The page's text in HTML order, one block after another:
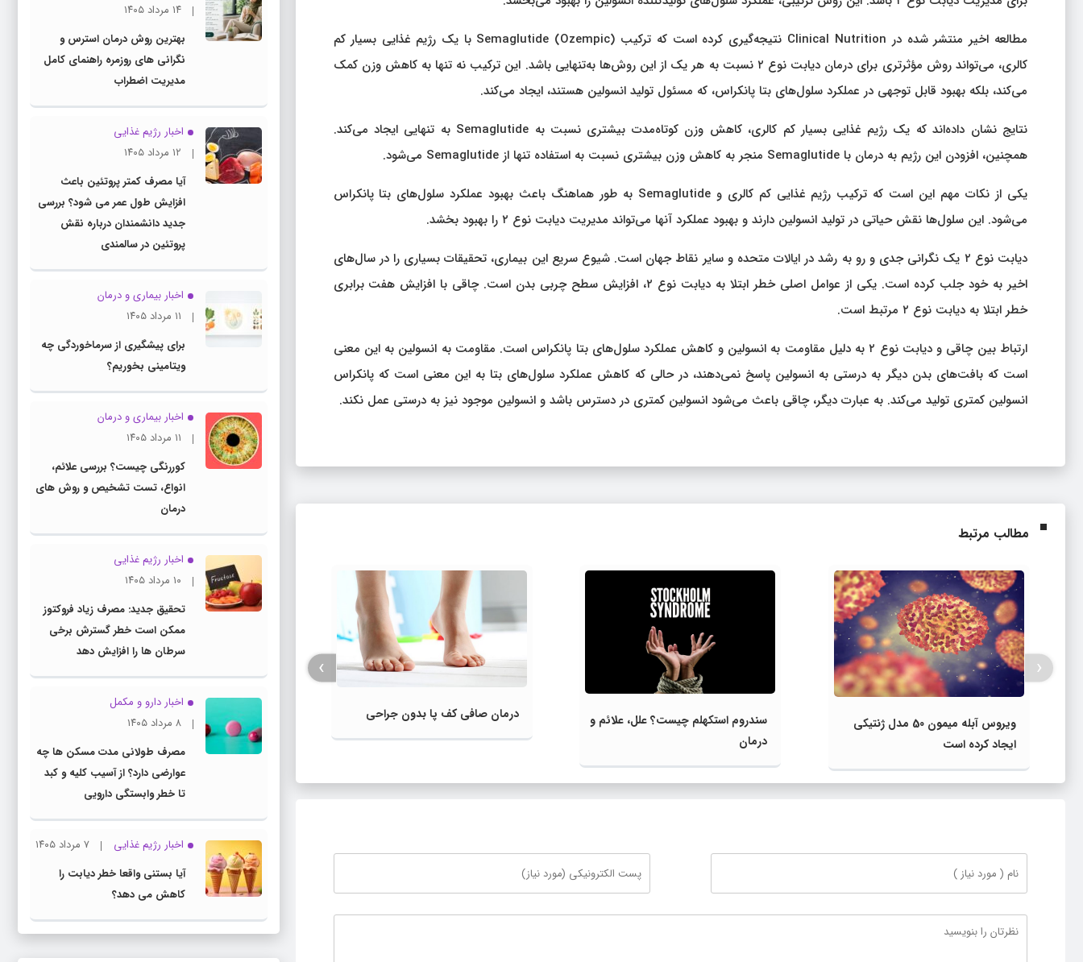
مطالعه اخیر منتشر شده در Clinical Nutrition نتیجه‌گیری کرده است که ترکیب Semaglutide (Ozempic) با یک رژیم غذایی بسیار کم
کالری، می‌تواند روش مؤثرتری برای درمان دیابت نوع ۲ نسبت به هر یک از این روش‌ها به‌تنهایی باشد. این ترکیب نه تنها به کاهش وزن کمک
می‌کند، بلکه بهبود قابل توجهی در عملکرد سلول‌های بتا پانکراس، که مسئول تولید انسولین هستند، ایجاد می‌کند.
نتایج نشان داده‌اند که یک رژیم غذایی بسیار کم کالری، کاهش وزن کوتاه‌مدت بیشتری نسبت به Semaglutide به تنهایی ایجاد می‌کند.
همچنین، افزودن این رژیم به درمان با Semaglutide منجر به کاهش وزن بیشتری نسبت به استفاده تنها از Semaglutide می‌شود.
یکی از نکات مهم این است که ترکیب رژیم غذایی کم کالری و Semaglutide به طور هماهنگ باعث بهبود عملکرد سلول‌های بتا پانکراس
می‌شود. این سلول‌ها نقش حیاتی در تولید انسولین دارند و بهبود عملکرد آنها می‌تواند مدیریت دیابت نوع ۲ را بهبود بخشد.
دیابت نوع ۲ یک نگرانی جدی و رو به رشد در ایالات متحده و سایر نقاط جهان است. شیوع سریع این بیماری، تحقیقات بسیاری را در سال‌های
اخیر به خود جلب کرده است. یکی از عوامل اصلی خطر ابتلا به دیابت نوع ۲، افزایش سطح چربی بدن است. چاقی با افزایش هفت برابری
خطر ابتلا به دیابت نوع ۲ مرتبط است.
ارتباط بین چاقی و دیابت نوع ۲ به دلیل مقاومت به انسولین و کاهش عملکرد سلول‌های بتا پانکراس است. مقاومت به انسولین به این معنی
است که بافت‌های بدن دیگر به درستی به انسولین پاسخ نمی‌دهند، در حالی که کاهش عملکرد سلول‌های بتا به این معنی است که پانکراس
انسولین کمتری تولید می‌کند. به عبارت دیگر، چاقی باعث می‌شود انسولین کمتری در دسترس باشد و انسولین موجود نیز به درستی عمل نکند.
مطالب مرتبط
ویروس آبله میمون 50 مدل ژنتیکی
ایجاد کرده است
سندروم استکهلم چیست؟ علل، علائم و
درمان
درمان صافی کف پا بدون جراحی
تومور مغزی چیست ؟ علائم و نشانه‌
های تومور مغزی
‹
›
۱۴ مرداد ۱۴۰۵
بهترین روش درمان استرس و
نگرانی های روزمره راهنمای کامل
مدیریت اضطراب
اخبار رژیم غذایی
۱۲ مرداد ۱۴۰۵
آیا مصرف کمتر پروتئین باعث
افزایش طول عمر می شود؟ بررسی
جدید دانشمندان درباره نقش
پروتئین در سالمندی
اخبار بیماری و درمان
۱۱ مرداد ۱۴۰۵
برای پیشگیری از سرماخوردگی چه
ویتامینی بخوریم؟
اخبار بیماری و درمان
۱۱ مرداد ۱۴۰۵
کوررنگی چیست؟ بررسی علائم،
انواع، تست تشخیص و روش های
درمان
اخبار رژیم غذایی
۱۰ مرداد ۱۴۰۵
تحقیق جدید: مصرف زیاد فروکتوز
ممکن است خطر گسترش برخی
سرطان ها را افزایش دهد
اخبار دارو و مکمل
۸ مرداد ۱۴۰۵
مصرف طولانی مدت مسکن ها چه
عوارضی دارد؟ از آسیب کلیه و کبد
تا خطر وابستگی دارویی
اخبار رژیم غذایی
۷ مرداد ۱۴۰۵
آیا بستنی واقعا خطر دیابت را
کاهش می دهد؟